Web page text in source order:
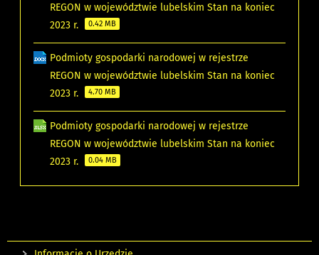
REGON w województwie lubelskim Stan na koniec
2023 r.
0.42 MB
Podmioty gospodarki narodowej w rejestrze
REGON w województwie lubelskim Stan na koniec
2023 r.
4.70 MB
Podmioty gospodarki narodowej w rejestrze
REGON w województwie lubelskim Stan na koniec
2023 r.
0.04 MB